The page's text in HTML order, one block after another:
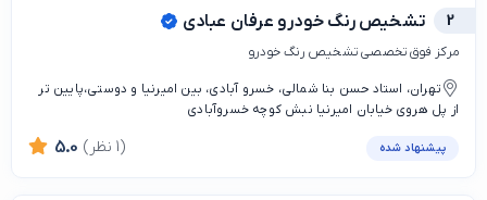
2 تشخیص رنگ خودرو عرفان عبادی
مرکز فوق تخصصی تشخیص رنگ خودرو
تهران، استاد حسن بنا شمالی، خسرو آبادی، بین امیرنیا و دوستی،پایین تر
از پل هروی خیابان امیرنیا نبش کوچه خسروآبادی
پیشنهاد شده 5.0 (1 نظر)